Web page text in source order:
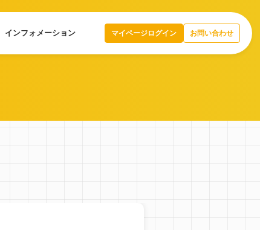
インフォメーション マイページログイン お問い合わせ